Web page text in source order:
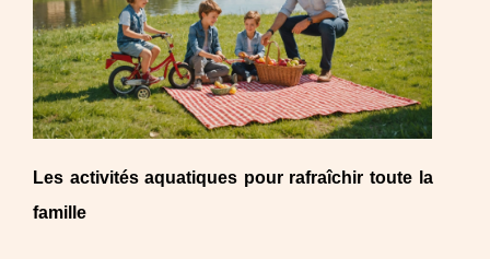
Les activités aquatiques pour rafraîchir toute la
famille